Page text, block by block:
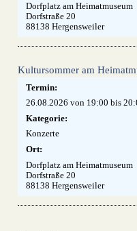
Dorfplatz am Heimatmuseum
Dorfstraße 20
88138 Hergensweiler
Kultursommer am
Termin:
26.08.2026 von 19:00 bis
Kategorie:
Konzerte
Ort:
Dorfplatz am Heimatmuseum
Dorfstraße 20
88138 Hergensweiler